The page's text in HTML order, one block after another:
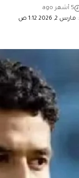
5 أشهر ago